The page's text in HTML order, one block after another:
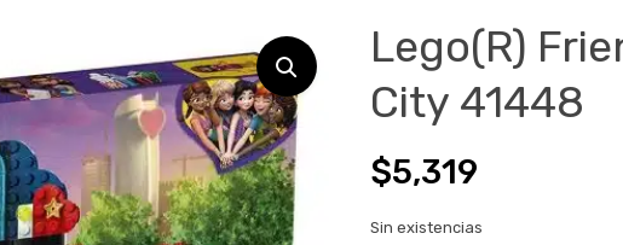
Lego(R)
City 41448
$5,319
Sin existencias